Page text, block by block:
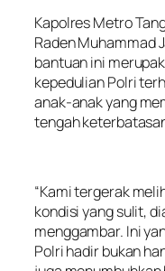
Kapolres Metro
Raden Muhammad
bantuan ini
kepedulian Polri
anak-anak yang
tengah
“Kami tergerak
kondisi yang sulit,
menggambar. Ini
Polri hadir bukan